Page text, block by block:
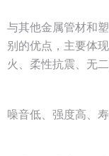
与其他金属管材和
别的优点，主要体
火、柔性抗震、无
噪音低、强度高、